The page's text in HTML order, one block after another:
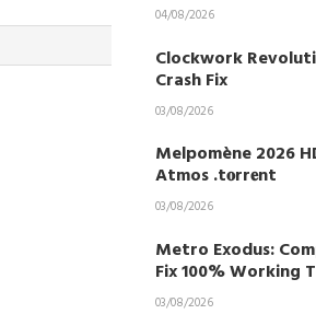
04/08/2026
Clockwork
Crash Fix
03/08/2026
Melpomène 2026
Atmos .t𝐨rr𝐞nt
03/08/2026
Metro Exodus:
Fix 100% Working
03/08/2026